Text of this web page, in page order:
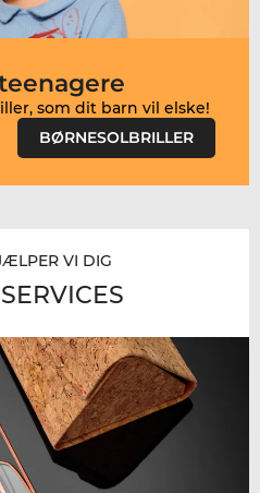
BØRNESOLBRILLER
VI DIG